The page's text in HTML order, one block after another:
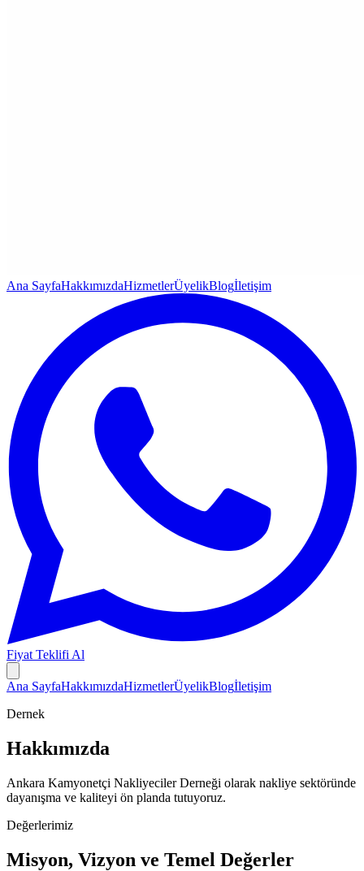
Ana SayfaHakkımızdaHizmetlerÜyelikBlogİletişim
Fiyat Teklifi Al
Ana SayfaHakkımızdaHizmetlerÜyelikBlogİletişim
Dernek
Hakkımızda
Ankara Kamyonetçi Nakliyeciler Derneği olarak nakliye sektöründe
dayanışma ve kaliteyi ön planda tutuyoruz.
Değerlerimiz
Misyon, Vizyon ve Temel Değerler